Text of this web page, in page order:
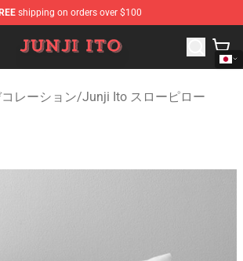
shipping on orders over $100
- Official Junji Ito Merchandise Shop
レーション/Junji Ito スローピロー